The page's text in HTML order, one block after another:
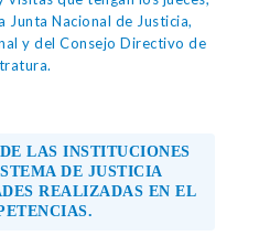
Junta Nacional de Justicia,
y del Consejo Directivo de
LAS INSTITUCIONES
DE JUSTICIA
REALIZADAS EN EL